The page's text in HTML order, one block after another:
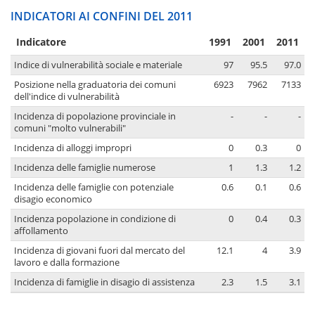
INDICATORI AI CONFINI DEL 2011
Indicatore 1991 2001 2011
Indice di vulnerabilità sociale e materiale 97 95.5
97.0
Posizione nella graduatoria dei comuni
dell'indice di vulnerabilità
6923 7962 7133
Incidenza di popolazione provinciale in
comuni "molto vulnerabili"
- - -
Incidenza di alloggi impropri 0 0.3
0
Incidenza delle famiglie numerose
1 1.3
1.2
Incidenza delle famiglie con potenziale
disagio economico
0.6 0.1 0.6
Incidenza popolazione in condizione di
affollamento
0 0.4 0.3
Incidenza di giovani fuori dal mercato del
lavoro e dalla formazione
12.1 4 3.9
Incidenza di famiglie in disagio di assistenza 2.3 1.5 3.1